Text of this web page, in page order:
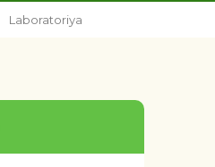
Laboratoriya